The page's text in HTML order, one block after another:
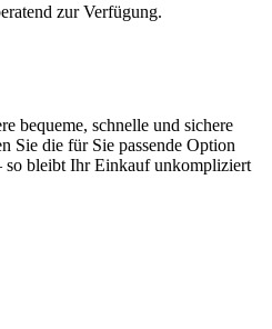
zur Verfügung.
bequeme, schnelle und sichere
Sie die für Sie passende Option
so bleibt Ihr Einkauf unkompliziert